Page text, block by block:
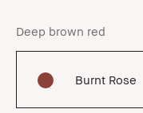
Deep brown red
Burnt Rose